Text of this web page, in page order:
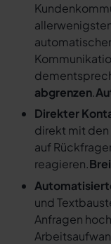
abgrenzen.
Direkter
direkt mit den
auf
reagieren.
und
Anfragen